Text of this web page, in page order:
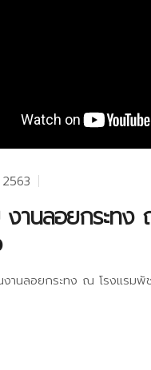
งานลอยกระทง
งานลอยกระทง ณ โรงแรม